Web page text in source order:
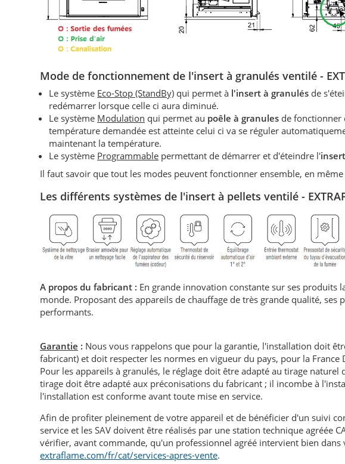
Mode de fonctionnement de l'insert à granulés ventilé -
Le système Eco-Stop (StandBy) qui permet à l'insert à granulés de
redémarrer lorsque celle ci aura diminué.
Le système Modulation qui permet au poêle à granules de fonctionner
température demandée est atteinte celui ci va se réguler
maintenant la température.
Le système Programmable permettant de démarrer et d'éteindre l'
Il faut savoir que tout les modes peuvent fonctionner ensemble, en
Les différents systèmes de l'insert à pellets ventilé -
A propos du fabricant : En grande innovation constante sur ses produits
monde. Proposant des appareils de chauffage de très grande qualité, ses
performants.
Garantie : Nous vous rappelons que pour la garantie, l'installation doit
fabricant) et doit respecter les normes en vigueur du pays, pour la France
Pour les appareils à granulés, le réglage doit être adapté au tirage
tirage doit être adapté aux préconisations du fabricant ; il incombe à
l'installation est conforme avant toute mise en service.
Afin de profiter pleinement de votre appareil et de bénéficier d'un suivi
service et les SAV doivent être réalisés par une station technique agréée
vérifier, avant commande, qu'un professionnel agréé intervient bien dans
extraflame.com/fr/cat/services-apres-vente.